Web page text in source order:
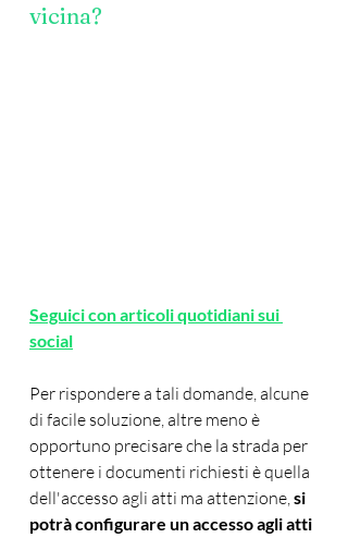
vicina?
Seguici con articoli quotidiani sui
social
Per rispondere a tali domande, alcune
di facile soluzione, altre meno è
opportuno precisare che la strada per
ottenere i documenti richiesti è quella
dell'accesso agli atti ma attenzione, si
potrà configurare un accesso agli atti